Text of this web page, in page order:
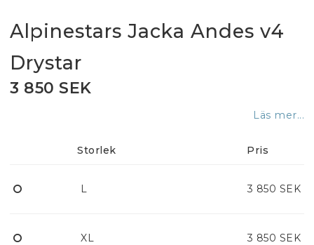
Alpinestars Jacka Andes v4
Drystar
3 850 SEK
Läs mer...
Storlek Pris
L 3 850 SEK
XL 3 850 SEK